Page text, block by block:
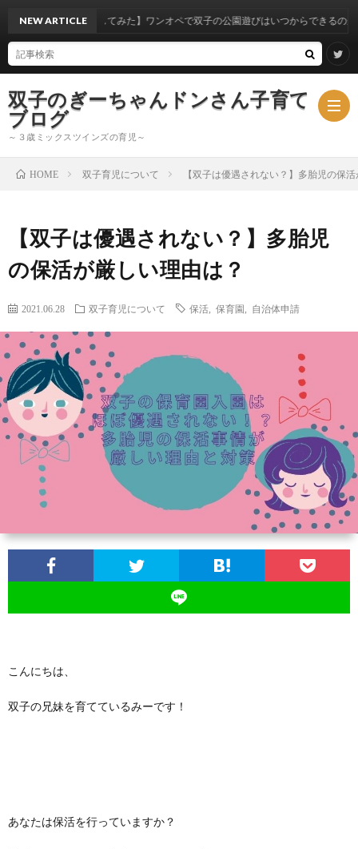
双子のぎーちゃんドンさん子育て
ブログ
～３歳ミックスツインズの育児～
イ
ン
ズ
の
NEW ARTICLE
験から考察してみた】ワンオペで双子の公園遊びはいつからできるのか？
HOME 双子育児について 【双子は優遇されない？】多胎児の保
【双子は優遇されない？】多胎児
の保活が厳しい理由は？
2021.06.28 双子育児について 保活 保育園 自治体申請
こんにちは、
双子の兄妹を育てているみーです！
あなたは保活を行っていますか？